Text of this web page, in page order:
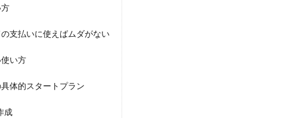
支払いに使えばムダがない
い方
体的スタートプラン
成